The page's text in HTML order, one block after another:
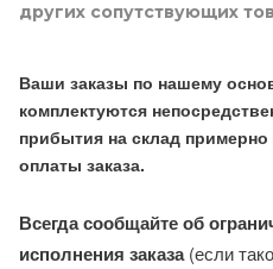
других сопутствующих
Ваши заказы по нашему
комплектуются
прибытия на склад
оплаты заказа.
Всегда сообщайте об
исполнения заказа(если